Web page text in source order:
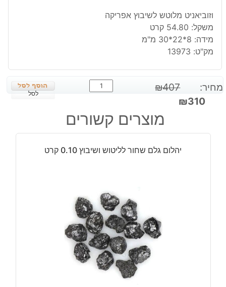
וזוביאניט מלוטש לשיבוץ אפריקה
משקל: 54.80 קרט
מידה: 8*22*30 מ"מ
מק"ט: 13973
מחיר: ₪407
המחיר
₪310
המחיר
הנוכחי
הוא:
כמות
של
מלוטש
לשיבוץ
משקל:
לסל
מוצרים קשורים
יהלום גלם שחור לליטוש ושיבוץ 0.10 קרט